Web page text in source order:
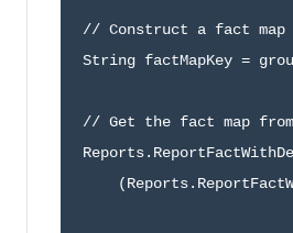
// Construct a fact map
String factMapKey =
// Get the fact map